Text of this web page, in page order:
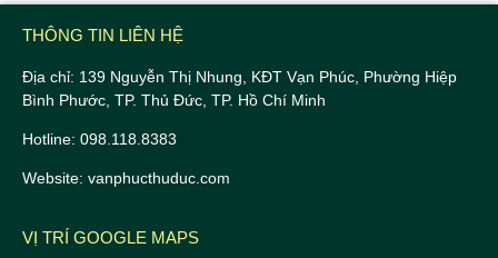
THÔNG TIN LIÊN HỆ
Địa chỉ: 139 Nguyễn Thị Nhung, KĐT Vạn Phúc, Phường Hiệp
Bình Phước, TP. Thủ Đức, TP. Hồ Chí Minh
Hotline: 098.118.8383
Website: vanphucthuduc.com
VỊ TRÍ GOOGLE MAPS